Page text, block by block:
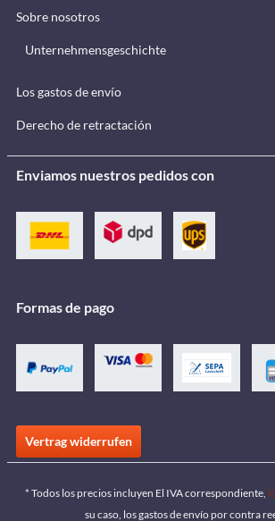
Sobre nosotros
Unternehmensgeschichte
Los gastos de envío
Derecho de retractación
Enviamos nuestros pedidos con
Formas de pago
Vertrag widerrufen
* Todos los precios incluyen El IVA correspondiente,
su caso, los gastos de envío por contra